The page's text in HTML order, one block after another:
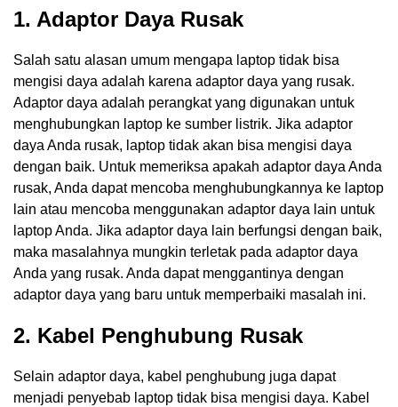
1. Adaptor Daya Rusak
Salah satu alasan umum mengapa laptop tidak bisa
mengisi daya adalah karena adaptor daya yang rusak.
Adaptor daya adalah perangkat yang digunakan untuk
menghubungkan laptop ke sumber listrik. Jika adaptor
daya Anda rusak, laptop tidak akan bisa mengisi daya
dengan baik. Untuk memeriksa apakah adaptor daya Anda
rusak, Anda dapat mencoba menghubungkannya ke laptop
lain atau mencoba menggunakan adaptor daya lain untuk
laptop Anda. Jika adaptor daya lain berfungsi dengan baik,
maka masalahnya mungkin terletak pada adaptor daya
Anda yang rusak. Anda dapat menggantinya dengan
adaptor daya yang baru untuk memperbaiki masalah ini.
2. Kabel Penghubung Rusak
Selain adaptor daya, kabel penghubung juga dapat
menjadi penyebab laptop tidak bisa mengisi daya. Kabel